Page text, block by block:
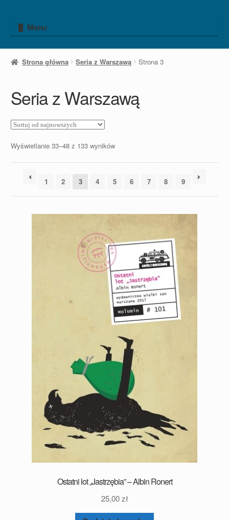
do
nawigacji
do
treści
Menu
Strona główna Seria z Warszawą Strona 3
Seria z Warszawą
Wyświetlanie 33–48 z 133 wynikówPosortowane
1
2 3 4 5 6 7 8 9
Ostatni lot „Jastrzębia” – Albin Ronert
25,00zł